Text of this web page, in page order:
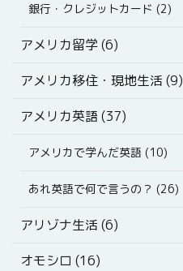
銀行・クレジットカード (2)
アメリカ留学 (6)
アメリカ移住・現地生活 (9)
アメリカ英語 (37)
アメリカで学んだ英語 (10)
あれ英語で何で言うの？ (26)
アリゾナ生活 (6)
オモシロ (16)